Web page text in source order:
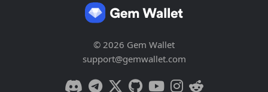
© 2026 Gem Wallet
support@gemwallet.com